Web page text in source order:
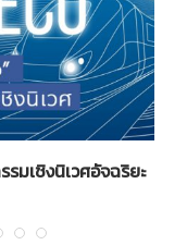
มเชิงนิเวศอัจฉริยะ